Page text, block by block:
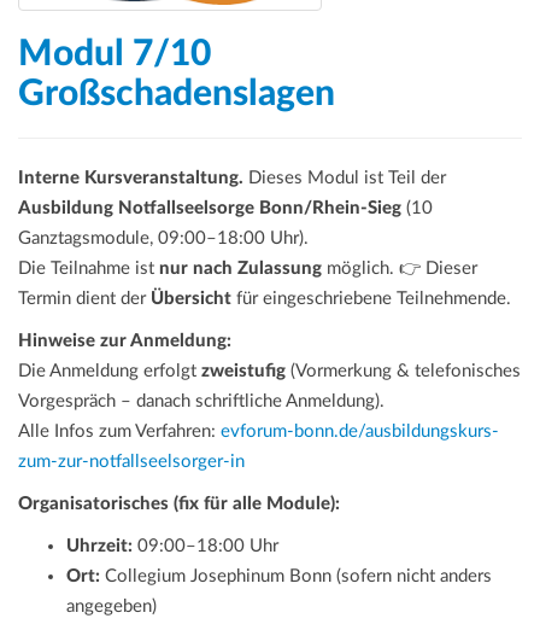
Modul 7/10
Großschadenslagen
Interne Kursveranstaltung. Dieses Modul ist Teil der
Ausbildung Notfallseelsorge Bonn/Rhein-Sieg (10
Ganztagsmodule, 09:00–18:00 Uhr).
Die Teilnahme ist nur nach Zulassung möglich. 👉 Dieser
Termin dient der Übersicht für eingeschriebene Teilnehmende.
Hinweise zur Anmeldung:
Die Anmeldung erfolgt zweistufig (Vormerkung & telefonisches
Vorgespräch – danach schriftliche Anmeldung).
Alle Infos zum Verfahren: evforum-bonn.de/ausbildungskurs-
zum-zur-notfallseelsorger-in
Organisatorisches (fix für alle Module):
Uhrzeit: 09:00–18:00 Uhr
Ort: Collegium Josephinum Bonn (sofern nicht anders
angegeben)